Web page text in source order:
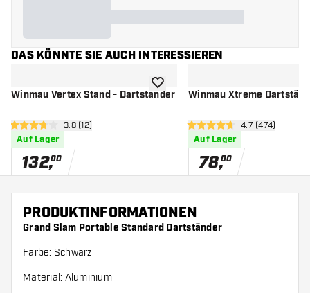
DAS KÖNNTE SIE AUCH INTERESSIEREN
Winmau Vertex Stand - Dartständer
Bewertungsbereich öffnen
3.8 Bewertungssterne
3.8 (12)
Auf Lager
132,00
Zur Wunschliste hinzufügen
Winmau Xtreme
4.7 Bewertungssterne
4.7 (474)
Auf Lager
78,00
PRODUKTINFORMATIONEN
Grand Slam Portable Standard Dartständer
Farbe: Schwarz
Material: Aluminium